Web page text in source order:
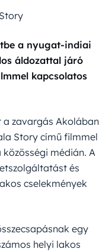
a nyugat-indiai
áldozattal járó
kapcsolatos
zavargás Akolában
Story című filmmel
médián. A
és
cselekmények
egy
helyi lakos